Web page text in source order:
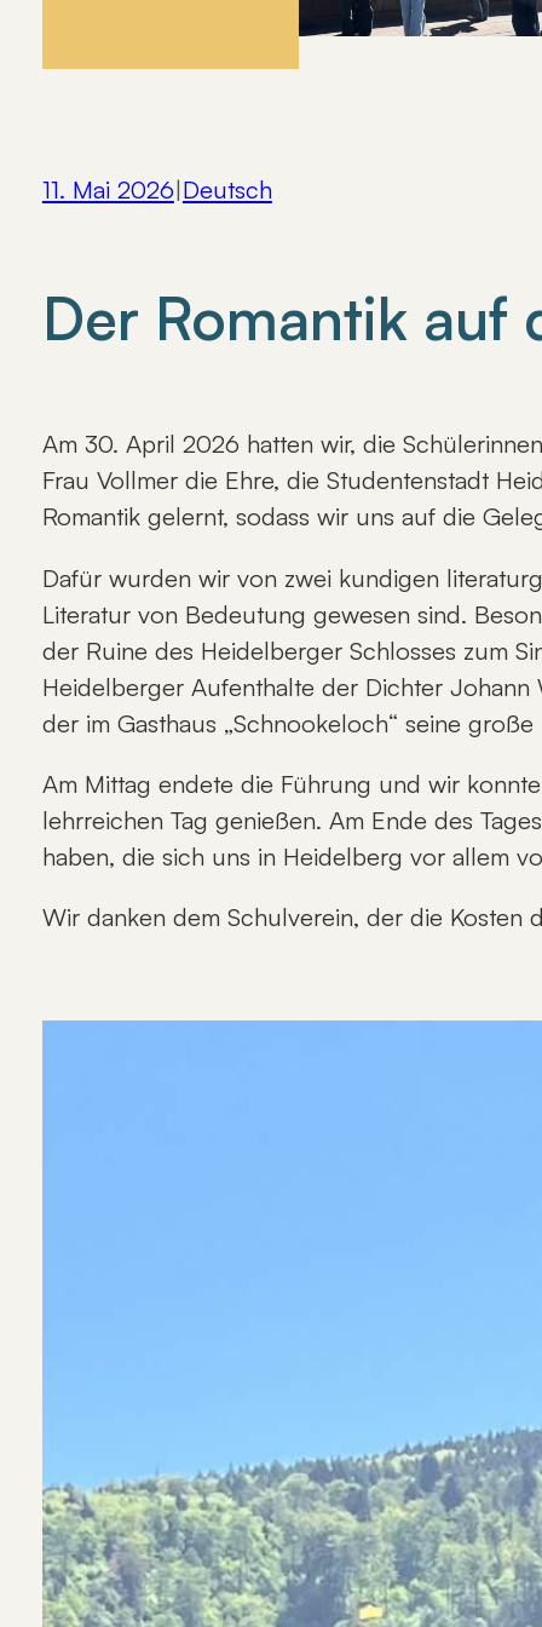
11. Mai 2026|Deutsch
Der Romantik auf
Am 30. April 2026 hatten wir, die
Frau Vollmer die Ehre, die Studentenstadt
Romantik gelernt, sodass wir uns auf die
Dafür wurden wir von zwei kundigen
Literatur von Bedeutung gewesen sind.
der Ruine des Heidelberger Schlosses zum
Heidelberger Aufenthalte der Dichter
der im Gasthaus „Schnookeloch“ seine
Am Mittag endete die Führung und wir
lehrreichen Tag genießen. Am Ende des
haben, die sich uns in Heidelberg vor allem
Wir danken dem Schulverein, der die Kosten